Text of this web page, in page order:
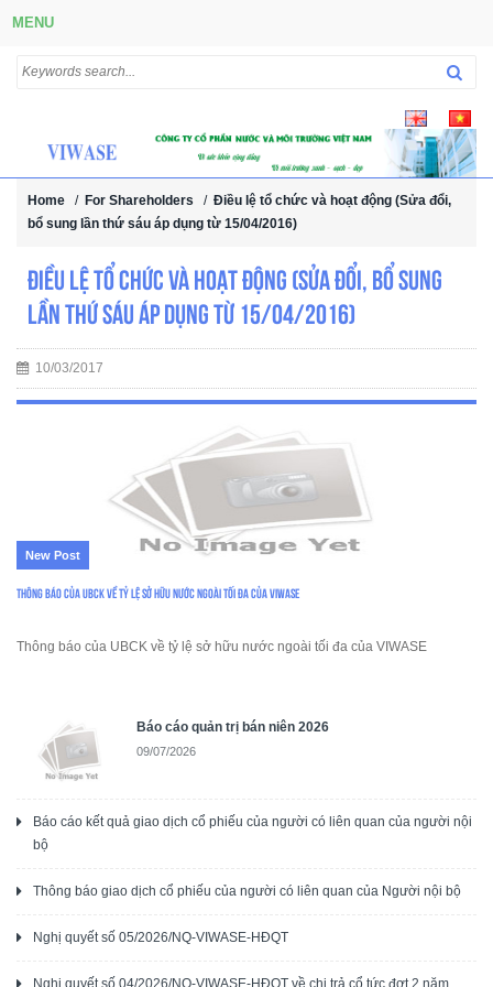
MENU
Home / For Shareholders / Điều lệ tổ chức và hoạt động (Sửa đổi,
bổ sung lần thứ sáu áp dụng từ 15/04/2016)
Điều lệ tổ chức và hoạt động (Sửa đổi, bổ sung
lần thứ sáu áp dụng từ 15/04/2016)
10/03/2017
New Post
Thông báo của UBCK về tỷ lệ sở hữu nước ngoài tối đa của VIWASE
Thông báo của UBCK về tỷ lệ sở hữu nước ngoài tối đa của VIWASE
Báo cáo quản trị bán niên 2026
09/07/2026
Báo cáo kết quả giao dịch cổ phiếu của người có liên quan của người nội
bộ
Thông báo giao dịch cổ phiếu của người có liên quan của Người nội bộ
Nghị quyết số 05/2026/NQ-VIWASE-HĐQT
Nghị quyết số 04/2026/NQ-VIWASE-HĐQT về chi trả cổ tức đợt 2 năm